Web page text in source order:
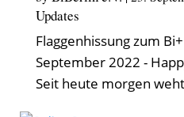
Updates
Flaggenhissung zum
September 2022 -
Seit heute morgen